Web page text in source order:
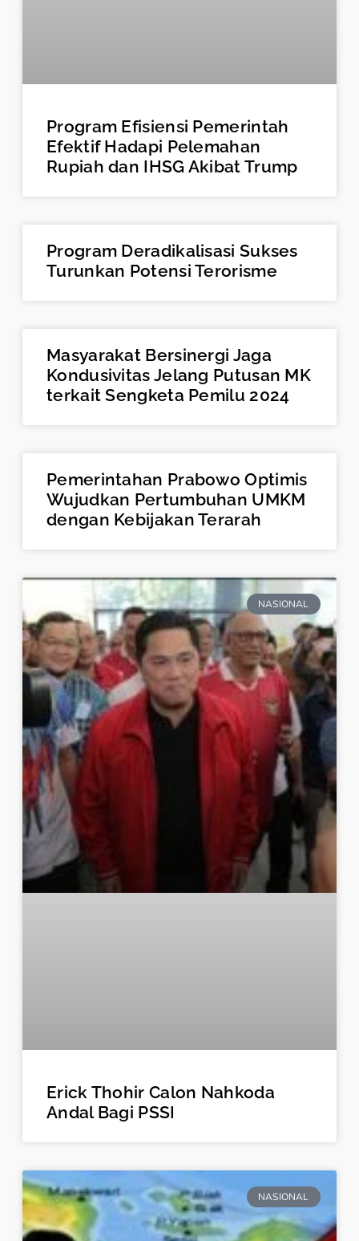
Program Efisiensi Pemerintah
Efektif Hadapi Pelemahan
Rupiah dan IHSG Akibat Trump
Program Deradikalisasi Sukses
Turunkan Potensi Terorisme
Masyarakat Bersinergi Jaga
Kondusivitas Jelang Putusan MK
terkait Sengketa Pemilu 2024
Pemerintahan Prabowo Optimis
Wujudkan Pertumbuhan UMKM
dengan Kebijakan Terarah
NASIONAL
Erick Thohir Calon Nahkoda
Andal Bagi PSSI
NASIONAL